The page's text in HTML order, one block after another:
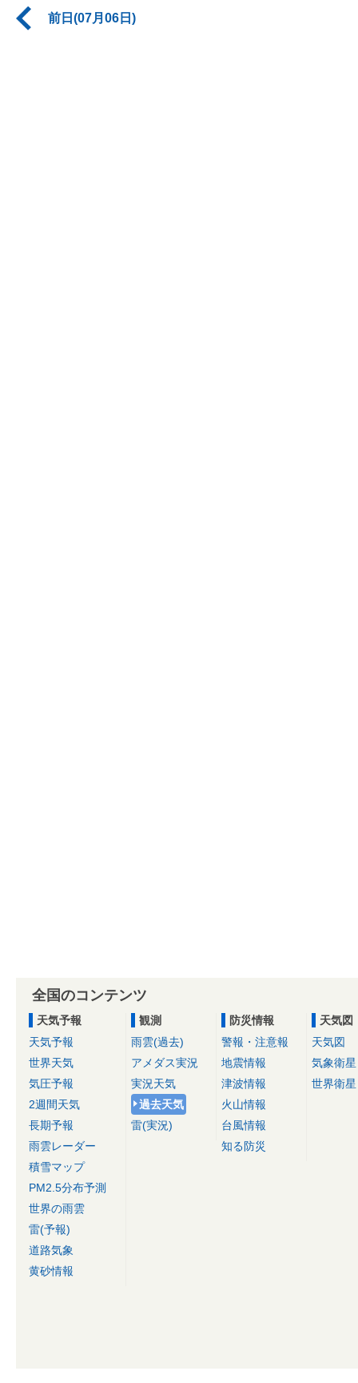
前日(07月06日)
全国のコンテンツ
天気予報
天気予報
世界天気
気圧予報
2週間天気
長期予報
雨雲レーダー
積雪マップ
PM2.5分布予測
世界の雨雲
雷(予報)
道路気象
黄砂情報
観測
雨雲(過去)
アメダス実況
実況天気
過去天気
雷(実況)
防災情報
警報・注意報
地震情報
津波情報
火山情報
台風情報
知る防災
天気図
天気図
気象衛星
世界衛星